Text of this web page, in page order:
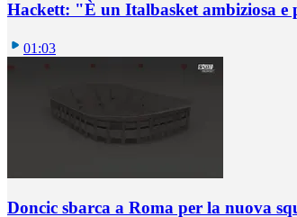
Hackett: "È un Italbasket ambiziosa e
01:03
Doncic sbarca a Roma per la nuova